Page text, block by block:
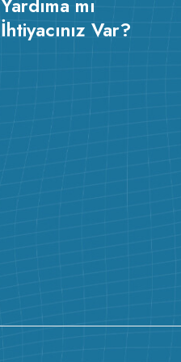
İhtiyacınız Var?